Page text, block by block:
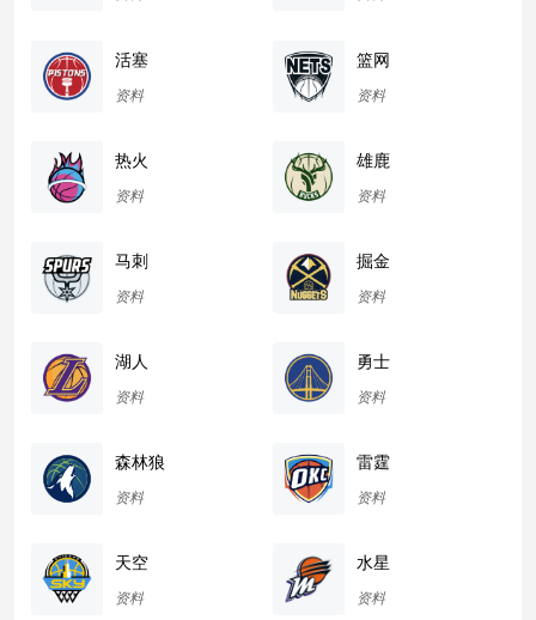
活塞
资料
篮网
资料
热火
资料
雄鹿
资料
马刺
资料
掘金
资料
湖人
资料
勇士
资料
森林狼
资料
雷霆
资料
天空
资料
水星
资料